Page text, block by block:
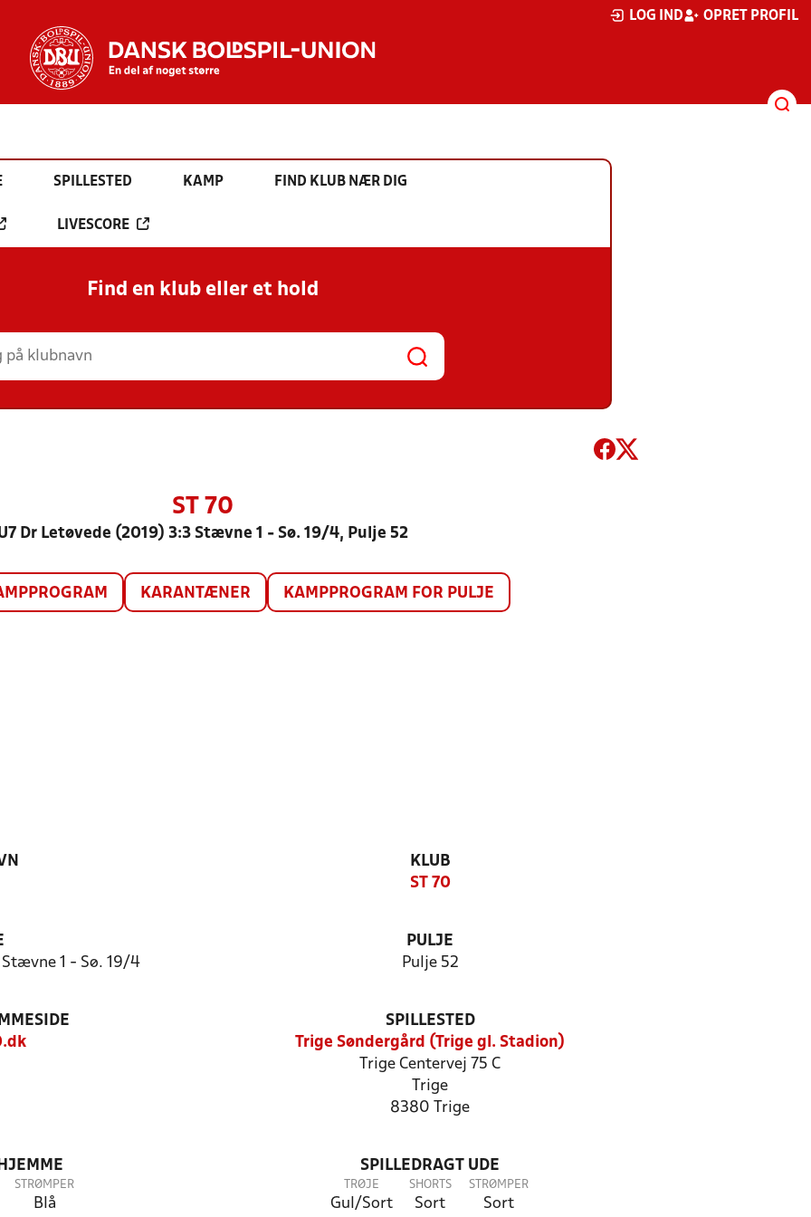
LOG IND OPRET PROFIL
SPILLESTED KAMP FIND KLUB NÆR DIG
LIVESCORE
Find en klub eller et hold
ST 70
Dr Letøvede (2019) 3:3 Stævne 1 - Sø. 19/4, Pulje 52
KARANTÆNER KAMPPROGRAM FOR PULJE
KLUB
ST 70
1 - Sø. 19/4
PULJE
Pulje 52
SPILLESTED
Trige Søndergård (Trige gl. Stadion)
Trige Centervej 75 C
Trige
8380 Trige
STRØMPER
Blå
SPILLEDRAGT UDE
TRØJE
Gul/Sort
SHORTS
Sort
STRØMPER
Sort